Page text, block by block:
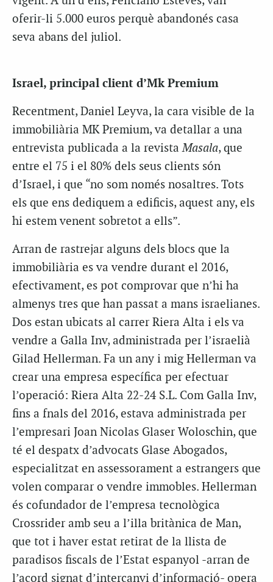
oferir-li 5.000 euros perquè abandonés casa
seva abans del juliol.
Israel, principal client d’Mk Premium
Recentment, Daniel Leyva, la cara visible de la
immobiliària MK Premium, va detallar a una
entrevista publicada a la revistaMasala, que
entre el 75 i el 80% dels seus clients són
d’Israel, i que “no som només nosaltres. Tots
els que ens dediquem a edificis, aquest any, els
hi estem venent sobretot a ells”.
Arran de rastrejar alguns dels blocs que la
immobiliària es va vendre durant el 2016,
efectivament, es pot comprovar que n’hi ha
almenys tres que han passat a mans israelianes.
Dos estan ubicats al carrer Riera Alta i els va
vendre a Galla Inv, administrada per l’israelià
Gilad Hellerman. Fa un any i mig Hellerman va
crear una empresa específica per efectuar
l’operació: Riera Alta 22-24 S.L. Com Galla Inv,
fins a fnals del 2016, estava administrada per
l’empresari Joan Nicolas Glaser Woloschin, que
té el despatx d’advocats Glase Abogados,
especialitzat en assessorament a estrangers que
volen comparar o vendre immobles. Hellerman
és cofundador de l’empresa tecnològica
Crossrider amb seu a l’illa britànica de Man,
que tot i haver estat retirat de la llista de
paradisos fiscals de l’Estat espanyol -arran de
l’acord signat d’intercanvi d’informació- opera